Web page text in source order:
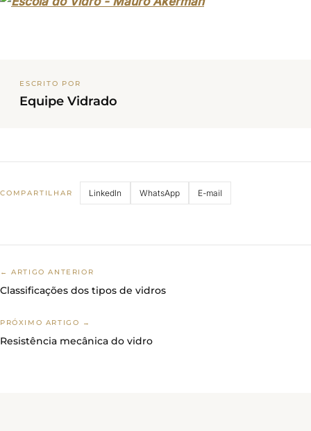
ESCRITO POR
Equipe Vidrado
COMPARTILHAR LinkedIn WhatsApp E-mail
← ARTIGO ANTERIOR
Classificações dos tipos de vidros
PRÓXIMO ARTIGO →
Resistência mecânica do vidro